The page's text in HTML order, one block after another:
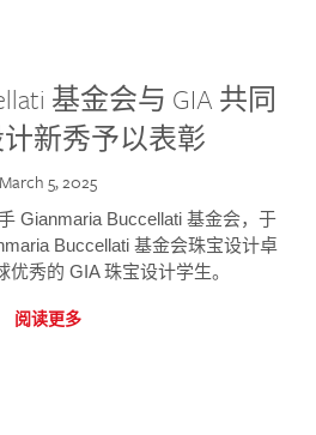
基金会与 GIA 共同
新秀予以表彰
March 5, 2025
Gianmaria Buccellati 基金会，于
Buccellati 基金会珠宝设计卓
秀的 GIA 珠宝设计学生。
阅读更多